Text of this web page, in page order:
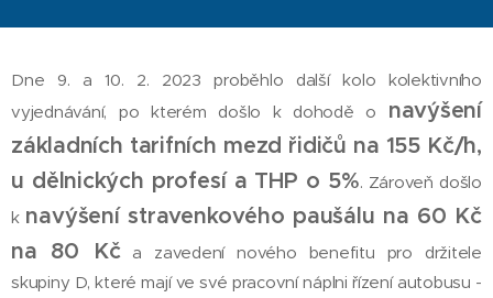
Dne 9. a 10. 2. 2023 proběhlo další kolo kolektivního
vyjednávání, po kterém došlo k dohodě o navýšení
základních tarifních mezd řidičů na 155 Kč/h,
u dělnických profesí a THP o 5%. Zároveň došlo
k navýšení stravenkového paušálu na 60 Kč
na 80 Kča zavedení nového benefitu pro držitele
skupiny D, které mají ve své pracovní náplni řízení autobusu -